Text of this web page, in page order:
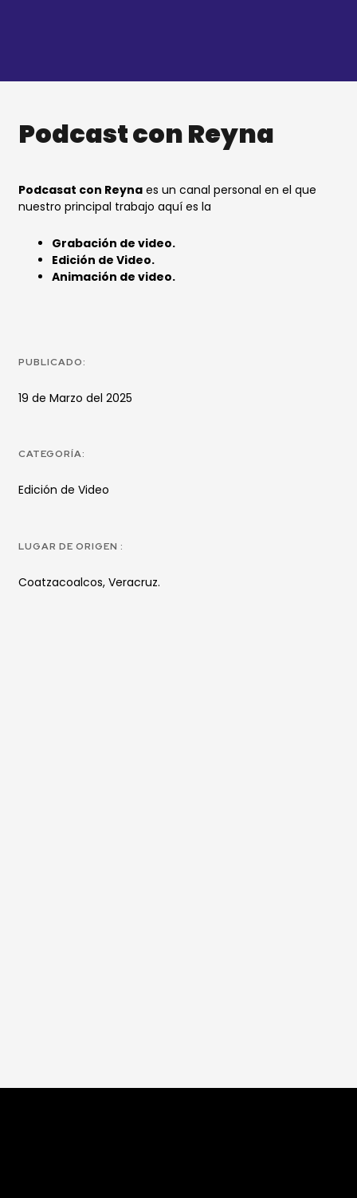
Podcast con Reyna
Podcasat con Reynaes un canal personal en el que
nuestro principal trabajo aquí es la
Grabación de video.
Edición de Video.
Animación de video.
PUBLICADO:
19 de Marzo del 2025
CATEGORÍA:
Edición de Video
LUGAR DE ORIGEN :
Coatzacoalcos, Veracruz.